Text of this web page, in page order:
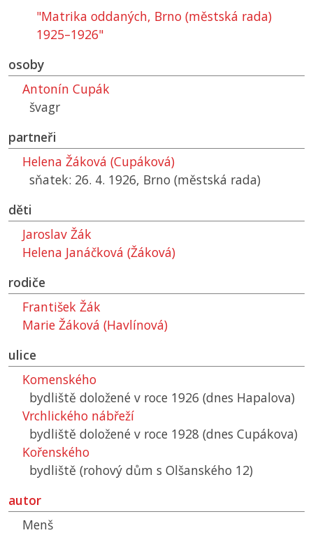
"Matrika oddaných, Brno (městská rada)
1925–1926"
osoby
Antonín Cupák
švagr
partneři
Helena Žáková (Cupáková)
sňatek: 26. 4. 1926, Brno (městská rada)
děti
Jaroslav Žák
Helena Janáčková (Žáková)
rodiče
František Žák
Marie Žáková (Havlínová)
ulice
Komenského
bydliště doložené v roce 1926 (dnes Hapalova)
Vrchlického nábřeží
bydliště doložené v roce 1928 (dnes Cupákova)
Kořenského
bydliště (rohový dům s Olšanského 12)
autor
Menš